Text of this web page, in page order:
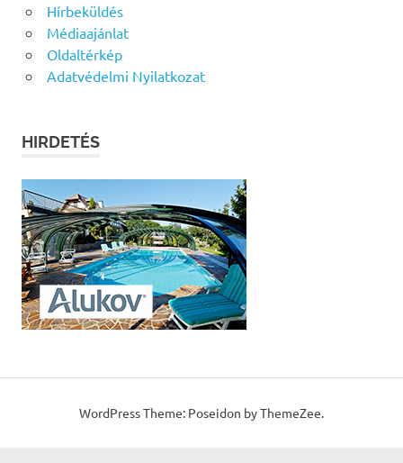
Hírbeküldés
Médiaajánlat
Oldaltérkép
Adatvédelmi Nyilatkozat
HIRDETÉS
WordPress Theme: Poseidon by ThemeZee.